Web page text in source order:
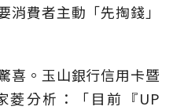
費者主動「先掏錢」
喜。玉山銀行信用卡暨
菱分析：「目前『UP